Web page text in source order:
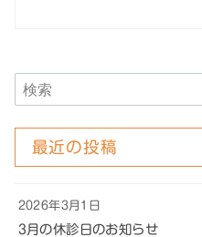
最近の投稿
3月の休診日のお知らせ
2026年3月1日